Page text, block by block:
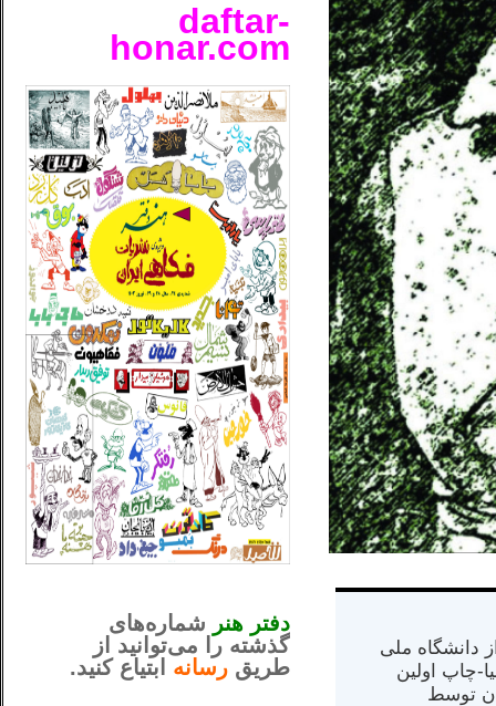
از دانشگاه ملی
در کالیفرنیا-چاپ اولین
در سال ۱۳۸۴ در ایران توسط
daftar-
honar.com
دفتر هنر شماره‌های
گذشته را می‌توانید از
طریق رسانه ابتیاع کنید.